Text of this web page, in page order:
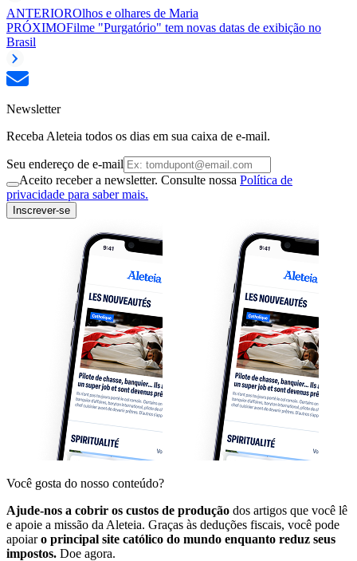
ANTERIOROlhos e olhares de Maria
PRÓXIMOFilme "Purgatório" tem novas datas de exibição no
Brasil
Newsletter
Receba Aleteia todos os dias em sua caixa de e-mail.
Seu endereço de e-mail
Aceito receber a newsletter. Consulte nossa Política de
privacidade para saber mais.
Inscrever-se
Você gosta do nosso conteúdo?
Ajude-nos a cobrir os custos de produção dos artigos que você lê
e apoie a missão da Aleteia. Graças às deduções fiscais, você pode
apoiaro principal site católico do mundo enquanto reduz seus
impostos. Doe agora.